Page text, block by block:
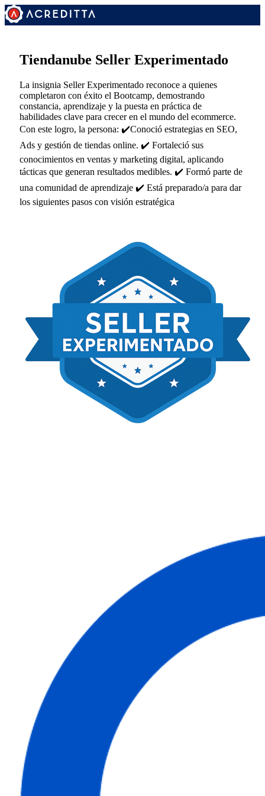
Tiendanube Seller Experimentado
La insignia Seller Experimentado reconoce a quienes
completaron con éxito el Bootcamp, demostrando
constancia, aprendizaje y la puesta en práctica de
habilidades clave para crecer en el mundo del ecommerce.
Con este logro, la persona: ✔️Conoció estrategias en SEO,
Ads y gestión de tiendas online. ✔️ Fortaleció sus
conocimientos en ventas y marketing digital, aplicando
tácticas que generan resultados medibles. ✔️ Formó parte de
una comunidad de aprendizaje ✔️ Está preparado/a para dar
los siguientes pasos con visión estratégica